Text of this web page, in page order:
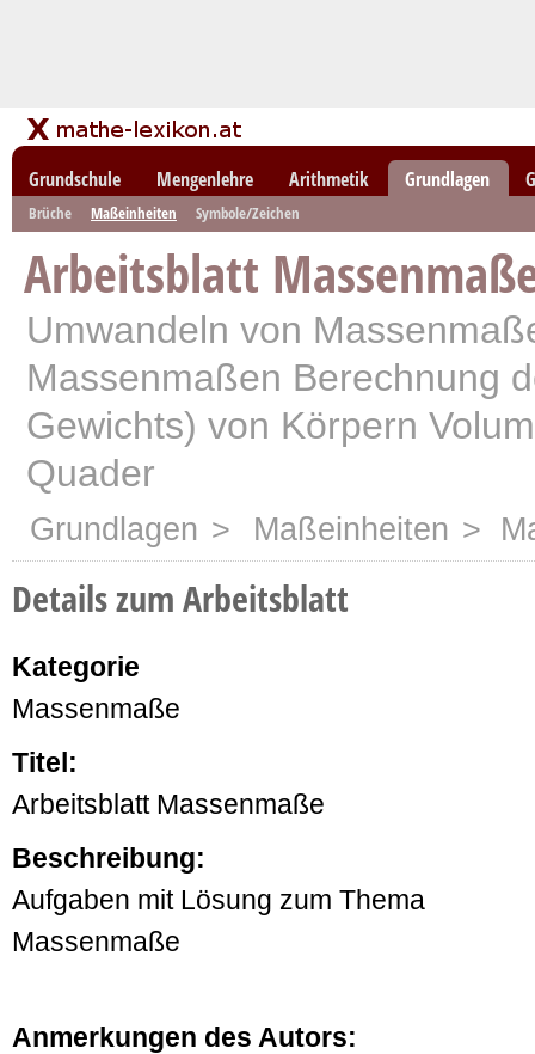
Grundschule Mengenlehre Arithmetik Grundlagen
Brüche Maßeinheiten Symbole/Zeichen
Arbeitsblatt
Umwandeln von
Massenmaßen Berechnung
Gewichts) von Körpern
Quader
Grundlagen > Maßeinheiten >
Details zum Arbeitsblatt
Kategorie
Massenmaße
Titel:
Arbeitsblatt Massenmaße
Beschreibung:
Aufgaben mit Lösung zum Thema
Massenmaße
Anmerkungen des Autors: